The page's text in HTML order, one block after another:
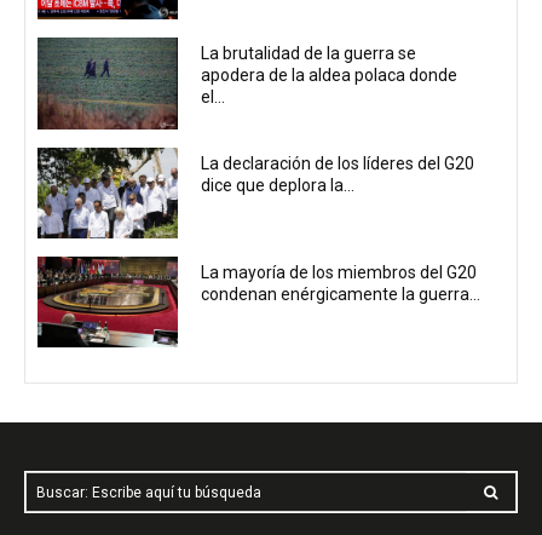
La brutalidad de la guerra se
apodera de la aldea polaca donde
el...
La declaración de los líderes del G20
dice que deplora la...
La mayoría de los miembros del G20
condenan enérgicamente la guerra...
Buscar: Escribe aquí tu búsqueda